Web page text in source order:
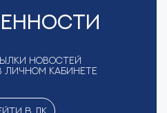
новостей
Личном кабинете
в ЛК